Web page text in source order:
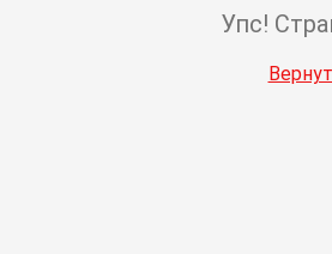
Упс!